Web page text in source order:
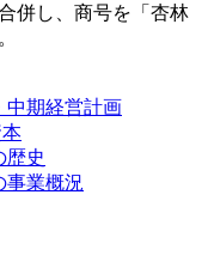
併し、商号を「杏林
中期経営計画
歴史
事業概況